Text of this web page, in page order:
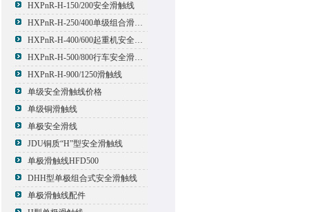
HXPnR-H-150/200安全滑触线
HXPnR-H-250/400单级组合滑触线
HXPnR-H-400/600起重机安全滑触线
HXPnR-H-500/800行车安全滑触线
HXPnR-H-900/1250滑触线
单级安全滑触线价格
单级铜滑触线
单极安全滑线
JDU铜质“H”型安全滑触线
单极滑触线HFD500
DHH型单极组合式安全滑触线
单极滑触线配件